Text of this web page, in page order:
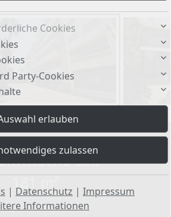
ca.:
181 m²
Cookies
Party-Cookies
| Datenschutz | Impressum
Informationen